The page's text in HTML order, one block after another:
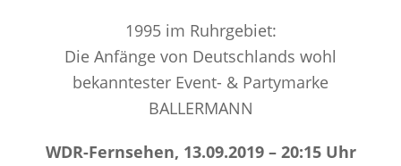
1995 im Ruhrgebiet:
Die Anfänge von Deutschlands wohl
bekanntester Event- & Partymarke
BALLERMANN
WDR-Fernsehen, 13.09.2019 – 20:15 Uhr